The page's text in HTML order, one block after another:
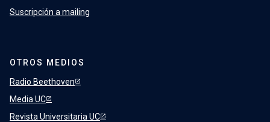
Suscripción a mailing
OTROS MEDIOS
Radio Beethoven
Media UC
Revista Universitaria UC